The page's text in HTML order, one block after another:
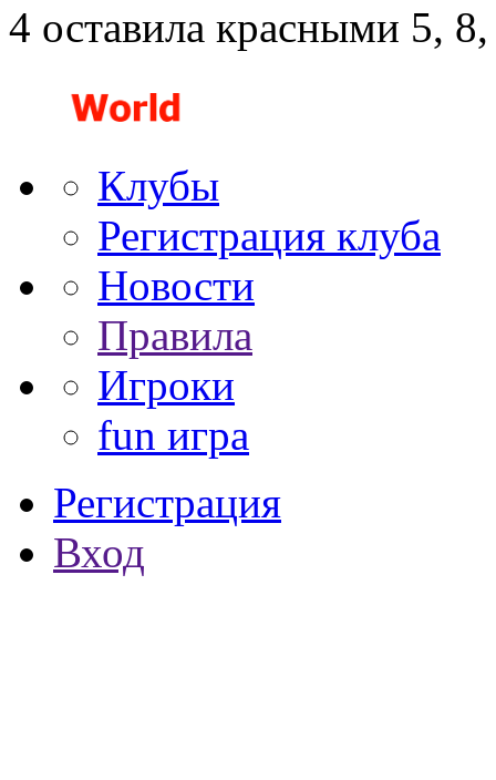
4 оставила красными 5,
Клубы
Регистрация клуба
Новости
Правила
Игроки
fun игра
Регистрация
Вход